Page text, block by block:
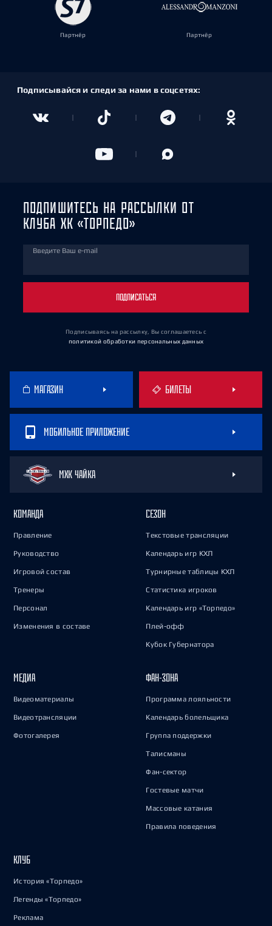
Партнёр Партнёр
Подписывайся и следи за нами в соцсетях:
ПОДПИШИТЕСЬ НА РАССЫЛКИ ОТ
КЛУБА ХК «ТОРПЕДО»
Введите Ваш e-mail
ПОДПИСАТЬСЯ
Подписываясь на рассылку, Вы соглашаетесь с
политикой обработки персональных данных
МАГАЗИН БИЛЕТЫ
МОБИЛЬНОЕ ПРИЛОЖЕНИЕ
МХК ЧАЙКА
КОМАНДА
Правление
Руководство
Игровой состав
Тренеры
Персонал
Изменения в составе
СЕЗОН
Текстовые трансляции
Календарь игр КХЛ
Турнирные таблицы КХЛ
Статистика игроков
Календарь игр «Торпедо»
Плей-офф
Кубок Губернатора
МЕДИА
Видеоматериалы
Видеотрансляции
Фотогалерея
ФАН-ЗОНА
Программа лояльности
Календарь болельщика
Группа поддержки
Талисманы
Фан-сектор
Гостевые матчи
Массовые катания
Правила поведения
КЛУБ
История «Торпедо»
Легенды «Торпедо»
Реклама